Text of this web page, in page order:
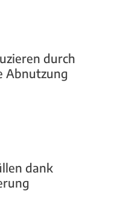
durch
Abnutzung
dank